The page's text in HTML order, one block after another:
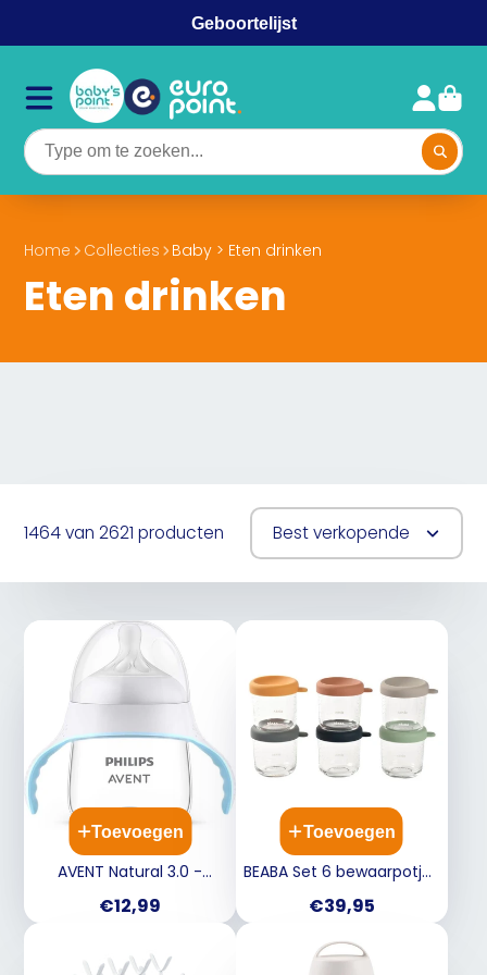
Geboortelijst
Home Collecties Baby > Eten drinken
Eten drinken
1464 van 2621 producten Best verkopende
Toevoegen
AVENT Natural 3.0 -
Prijs
€12,99
Toevoegen
BEABA Set 6 bewaarpotjes
Prijs
€39,95